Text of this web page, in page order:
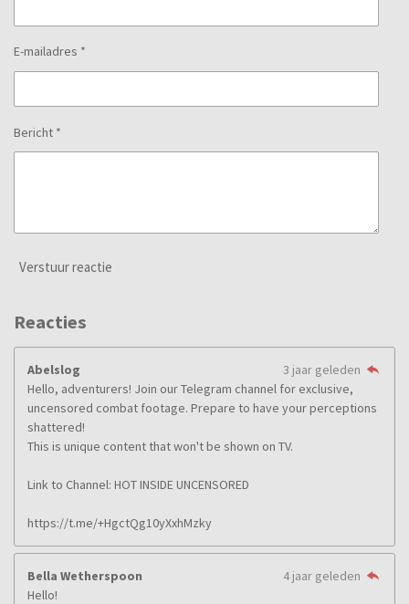
E-mailadres *
Bericht *
Verstuur reactie
Reacties
Abelslog
3 jaar geleden
Hello, adventurers! Join our Telegram channel for exclusive,
uncensored combat footage. Prepare to have your perceptions
shattered!
This is unique content that won't be shown on TV.
Link to Channel: HOT INSIDE UNCENSORED
https://t.me/+HgctQg10yXxhMzky
Bella Wetherspoon
4 jaar geleden
Hello!